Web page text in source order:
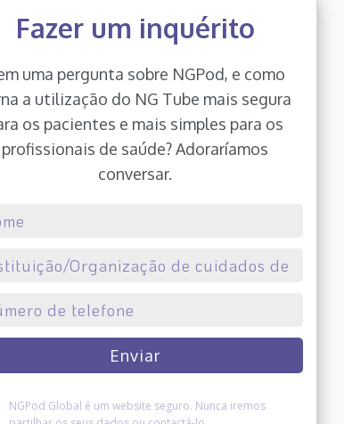
Fazer um inquérito
uma pergunta sobre NGPod, e como
a utilização do NG Tube mais segura
os pacientes e mais simples para os
profissionais de saúde? Adoraríamos
conversar.
NGPod Global é um website seguro. Nunca iremos